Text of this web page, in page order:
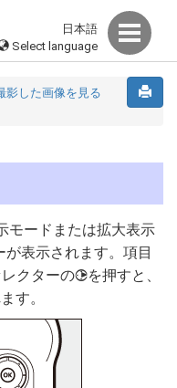
日本語
Select language
影した画像を見る
モードまたは拡大表示
が表示されます。項目
クターの2を押すと、
す。